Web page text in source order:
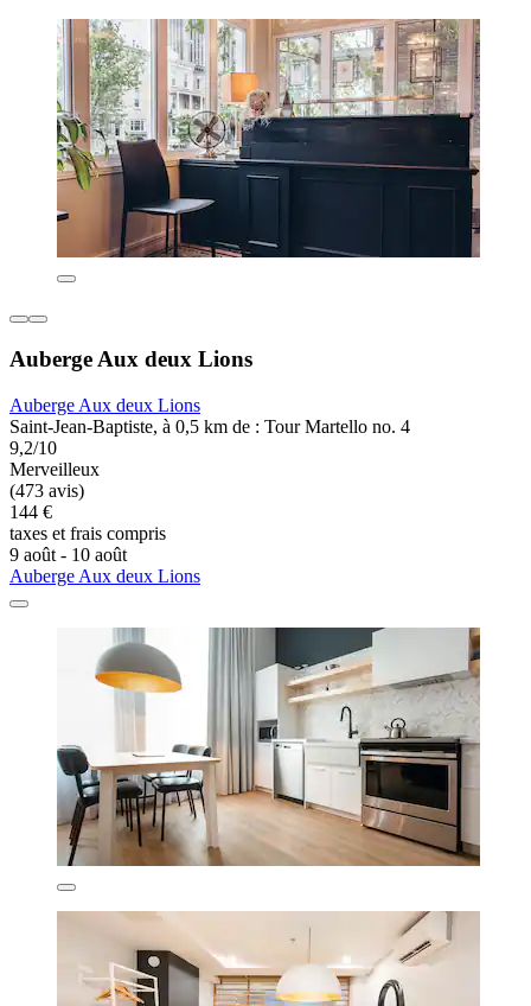
Auberge Aux deux Lions
Auberge Aux deux Lions
Saint-Jean-Baptiste, à 0,5 km de : Tour Martello no. 4
9,2/10
Merveilleux
(473 avis)
144 €
taxes et frais compris
9 août - 10 août
Auberge Aux deux Lions